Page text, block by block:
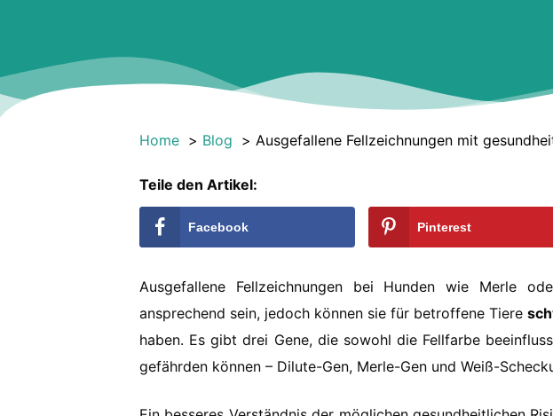
Home Blog Ausgefallene Fellzeichnungen mit
Teile den Artikel:
Facebook Pinterest
Ausgefallene Fellzeichnungen bei Hunden wie Merle
ansprechend sein, jedoch können sie für betroffene Tiere
haben. Es gibt drei Gene, die sowohl die Fellfarbe
gefährden können – Dilute-Gen, Merle-Gen und Weiß-